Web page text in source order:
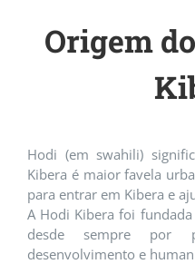
Origem
Hodi (em swahili)
Kibera é maior favela
para entrar em Kibera e
A Hodi Kibera foi
desde sempre por
desenvolvimento e